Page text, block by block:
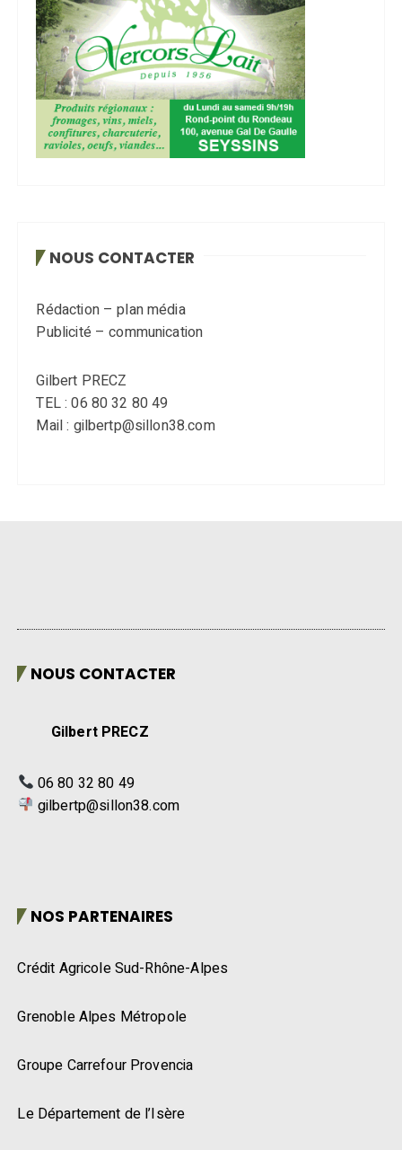
NOUS CONTACTER
Rédaction – plan média
Publicité – communication
Gilbert PRECZ
TEL : 06 80 32 80 49
Mail : gilbertp@sillon38.com
NOUS CONTACTER
Gilbert PRECZ
06 80 32 80 49
gilbertp@sillon38.com
NOS PARTENAIRES
Crédit Agricole Sud-Rhône-Alpes
Grenoble Alpes Métropole
Groupe Carrefour Provencia
Le Département de l’Isère